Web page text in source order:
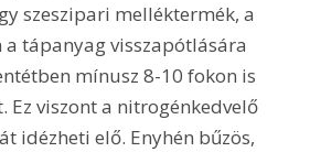
szeszipari melléktermék, a
tápanyag visszapótlására
mínusz 8-10 fokon is
Ez viszont a nitrogénkedvelő
idézheti elő. Enyhén bűzös,